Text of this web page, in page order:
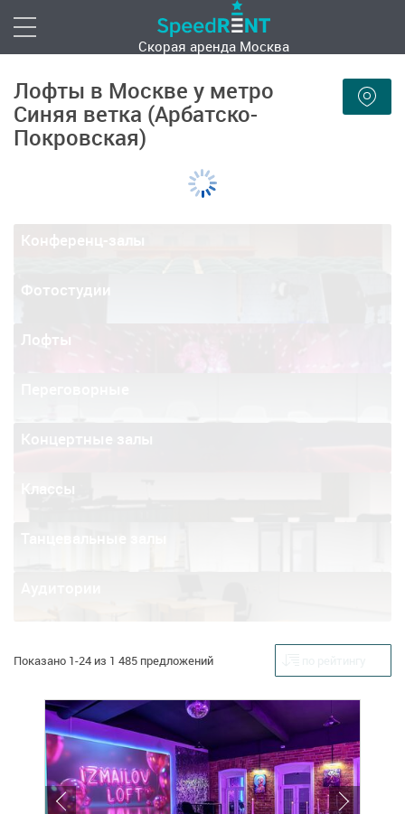
Скорая аренда Москва
Лофты в Москве у метро
Синяя ветка (Арбатско-
Покровская)
Конференц-залы
Фотостудии
Лофты
Классы
Показано 1-24 из 1 485 предложений